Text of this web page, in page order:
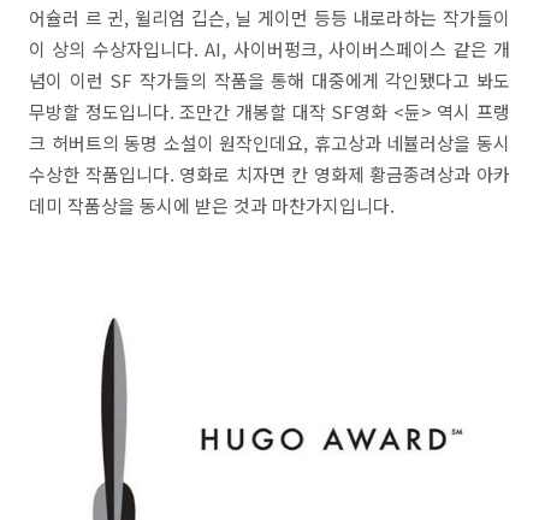
어슐러 르 귄, 윌리엄 깁슨, 닐 게이먼 등등 내로라하는 작가들이
이 상의 수상자입니다. AI, 사이버펑크, 사이버스페이스 같은 개
념이 이런 SF 작가들의 작품을 통해 대중에게 각인됐다고 봐도
무방할 정도입니다. 조만간 개봉할 대작 SF영화 <듄> 역시 프랭
크 허버트의 동명 소설이 원작인데요, 휴고상과 네뷸러상을 동시
수상한 작품입니다. 영화로 치자면 칸 영화제 황금종려상과 아카
데미 작품상을 동시에 받은 것과 마찬가지입니다.